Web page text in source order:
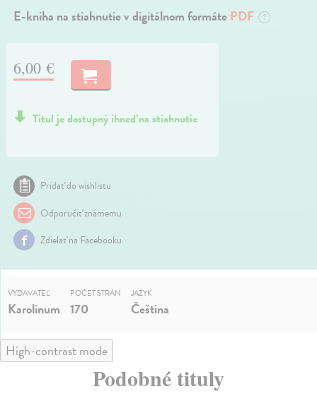
E-kniha na stiahnutie v digitálnom formátePDF ?
6,00 €
Titul je dostupný ihneď na stiahnutie
Pridať do wishlistu
Odporučiť známemu
Zdielať na Facebooku
VYDAVATEĽ
Karolinum
POČET STRÁN
170
JAZYK
Čeština
High-contrast mode
Podobné tituly